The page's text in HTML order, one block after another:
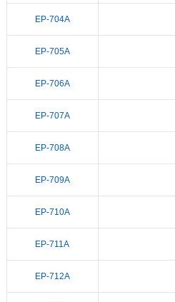
EP-704A
EP-705A
EP-706A
EP-707A
EP-708A
EP-709A
EP-710A
EP-711A
EP-712A